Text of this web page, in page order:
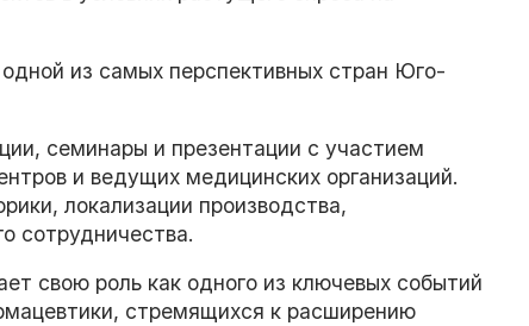
из самых перспективных стран Юго-
семинары и презентации с участием
и ведущих медицинских организаций.
локализации производства,
сотрудничества.
свою роль как одного из ключевых событий
стремящихся к расширению